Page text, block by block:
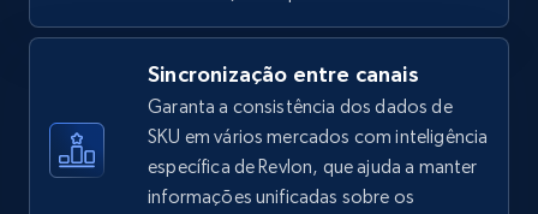
Seller reviews, Breadcrumbs, Root category, and
2.5K+ 359+ Comece agora
Sincronização entre canais
Garanta a consistência dos dados de
SKU em vários mercados com inteligência
específica de Revlon, que ajuda a manter
informações unificadas sobre os